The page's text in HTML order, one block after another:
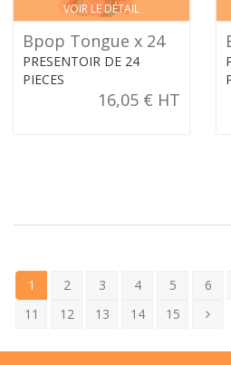
VOIR LE DÉTAIL
Bpop Tongue x 24
PRESENTOIR DE 24
PIECES
16,05 € HT
1 2 3 4 5 6
11
12 13 14 15